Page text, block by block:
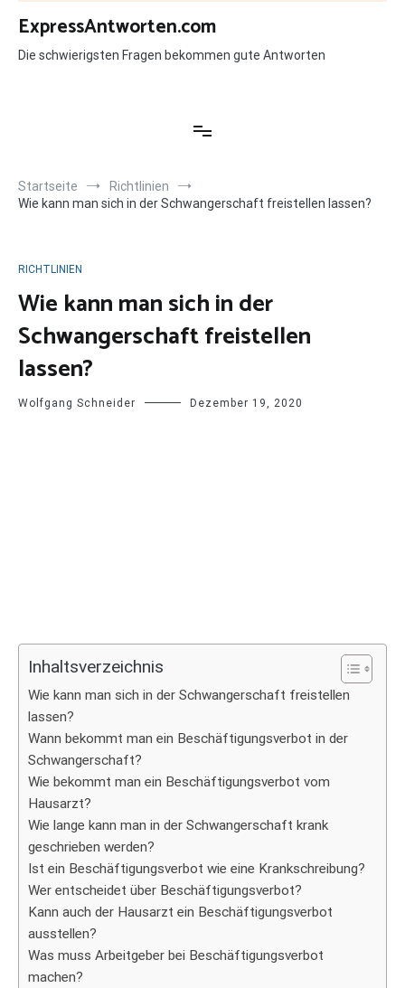
Zum
Inhalt
springen
ExpressAntworten.com
Die schwierigsten Fragen bekommen gute Antworten
Startseite
Richtlinien
Wie kann man sich in der Schwangerschaft freistellen lassen?
RICHTLINIEN
Wie kann man sich in der
Schwangerschaft freistellen
lassen?
Wolfgang Schneider Dezember 19, 2020
Inhaltsverzeichnis
Wie kann man sich in der Schwangerschaft freistellen
lassen?
Wann bekommt man ein Beschäftigungsverbot in der
Schwangerschaft?
Wie bekommt man ein Beschäftigungsverbot vom
Hausarzt?
Wie lange kann man in der Schwangerschaft krank
geschrieben werden?
Ist ein Beschäftigungsverbot wie eine Krankschreibung?
Wer entscheidet über Beschäftigungsverbot?
Kann auch der Hausarzt ein Beschäftigungsverbot
ausstellen?
Was muss Arbeitgeber bei Beschäftigungsverbot
machen?